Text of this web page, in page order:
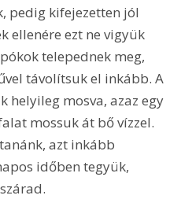
pedig kifejezetten jól
ellenére ezt ne vigyük
telepednek meg,
távolítsuk el inkább. A
helyileg mosva, azaz egy
mossuk át bő vízzel.
azt inkább
időben tegyük,